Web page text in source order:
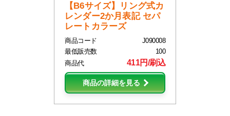
【B6サイズ】リング式カ
レンダー2か月表記 セパ
レートカラーズ
商品コード
J090008
最低販売数
100
商品代
411円/刷込
商品の詳細を見る